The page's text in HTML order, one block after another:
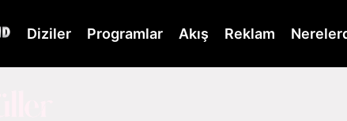
Diziler Programlar Akış Reklam